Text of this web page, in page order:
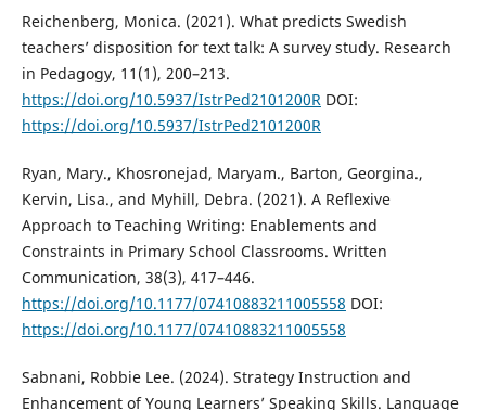
Reichenberg, Monica. (2021). What predicts Swedish
teachers’ disposition for text talk: A survey study. Research
in Pedagogy, 11(1), 200–213.
https://doi.org/10.5937/IstrPed2101200R DOI:
https://doi.org/10.5937/IstrPed2101200R
Ryan, Mary., Khosronejad, Maryam., Barton, Georgina.,
Kervin, Lisa., and Myhill, Debra. (2021). A Reflexive
Approach to Teaching Writing: Enablements and
Constraints in Primary School Classrooms. Written
Communication, 38(3), 417–446.
https://doi.org/10.1177/07410883211005558 DOI:
https://doi.org/10.1177/07410883211005558
Sabnani, Robbie Lee. (2024). Strategy Instruction and
Enhancement of Young Learners’ Speaking Skills. Language